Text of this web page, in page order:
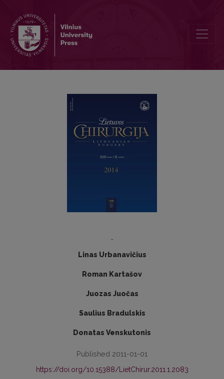
-
Linas Urbanavičius
Roman Kartašov
Juozas Juočas
Saulius Bradulskis
Donatas Venskutonis
Published 2011-01-01
https://doi.org/10.15388/LietChirur.2011.1.2083